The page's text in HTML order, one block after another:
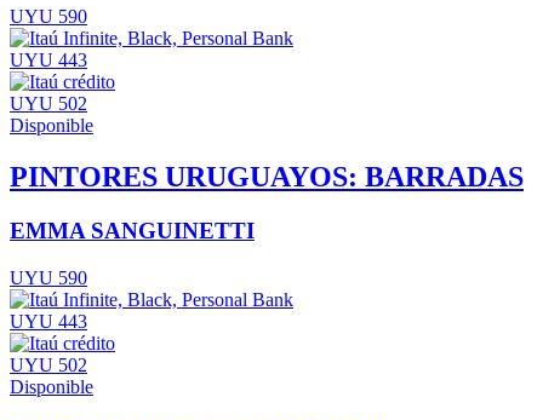
UYU 590
UYU 443
UYU 502
Disponible
PINTORES URUGUAYOS: BARRADAS
EMMA SANGUINETTI
UYU 590
UYU 443
UYU 502
Disponible